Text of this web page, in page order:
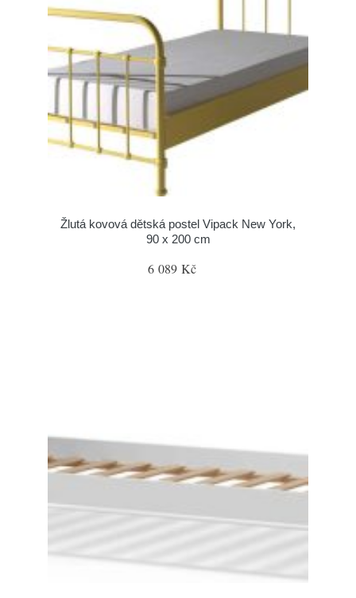
Žlutá kovová dětská postel Vipack New York,
90 x 200 cm
6 089 Kč